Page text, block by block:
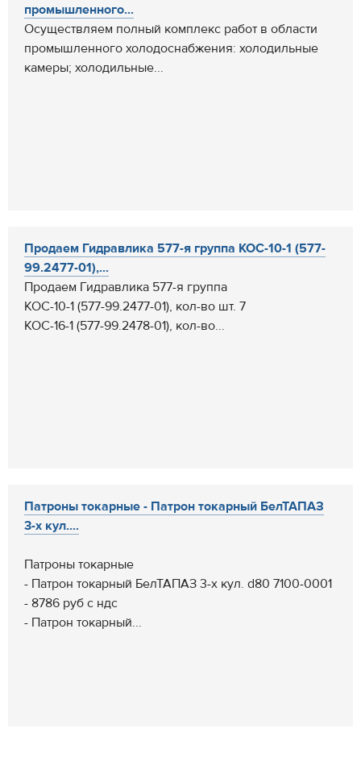
промышленного...
Осуществляем полный комплекс работ в области
промышленного холодоснабжения: холодильные
камеры; холодильные...
Продаем Гидравлика 577-я группа КОС-10-1 (577-
99.2477-01),...
Продаем Гидравлика 577-я группа
КОС-10-1 (577-99.2477-01), кол-во шт. 7
КОС-16-1 (577-99.2478-01), кол-во...
Патроны токарные - Патрон токарный БелТАПАЗ
3-х кул....
Патроны токарные
- Патрон токарный БелТАПАЗ 3-х кул. d80 7100-0001
- 8786 руб с ндс
- Патрон токарный...